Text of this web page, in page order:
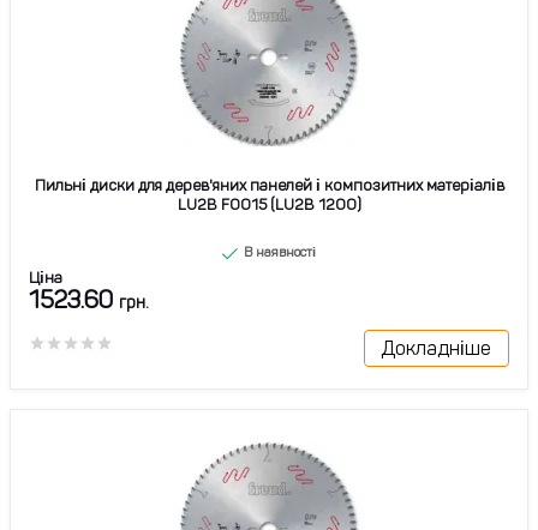
Пильні диски для дерев'яних панелей і композитних матеріалів
LU2B F0015 (LU2B 1200)
В наявності
Ціна
1523.60 грн.
Докладніше